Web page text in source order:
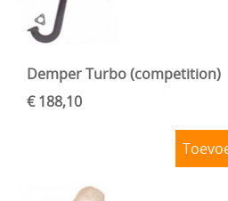
Demper Turbo (competition)
€ 188,10